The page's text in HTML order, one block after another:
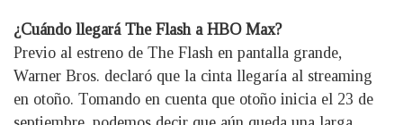
¿Cuándo llegará The Flash a HBO Max?
Previo al estreno de The Flash en pantalla grande,
Warner Bros. declaró que la cinta llegaría al streaming
en otoño. Tomando en cuenta que otoño inicia el 23 de